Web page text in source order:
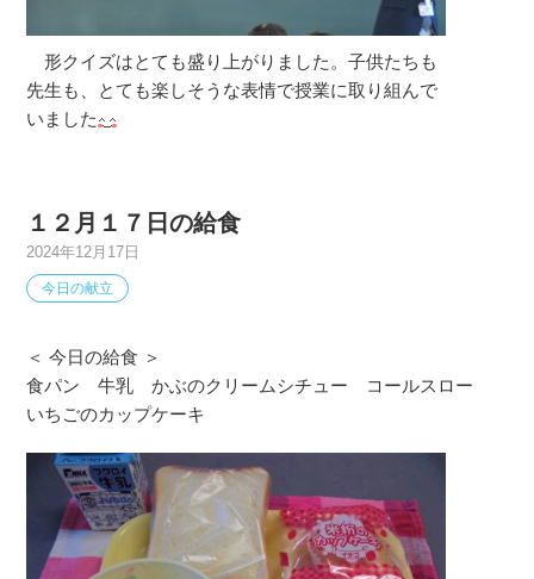
形クイズはとても盛り上がりました。子供たちも
先生も、とても楽しそうな表情で授業に取り組んで
いました
１２月１７日の給食
2024年12月17日
今日の献立
＜ 今日の給食 ＞
食パン 牛乳 かぶのクリームシチュー コールスロー
いちごのカップケーキ